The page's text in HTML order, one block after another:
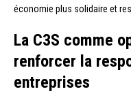
économie plus solidaire et
La C3S comme
renforcer la
entreprises